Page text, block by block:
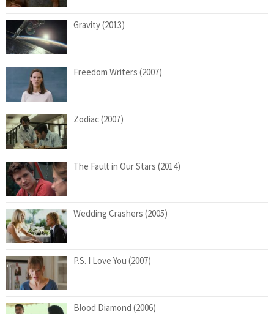
Gravity (2013)
Freedom Writers (2007)
Zodiac (2007)
The Fault in Our Stars (2014)
Wedding Crashers (2005)
P.S. I Love You (2007)
Blood Diamond (2006)